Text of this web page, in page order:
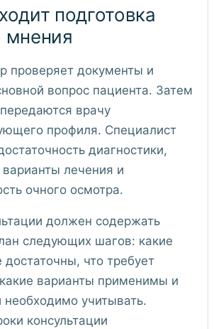
подготовка
мнения
проверяет документы и
вопрос пациента. Затем
врачу
профиля. Специалист
диагностики,
лечения и
очного осмотра.
должен содержать
следующих шагов: какие
что требует
варианты применимы и
необходимо учитывать.
консультации